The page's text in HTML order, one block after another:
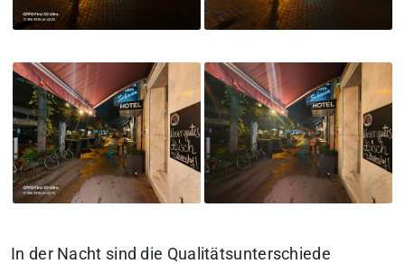
In der Nacht sind die Qualitätsunterschiede